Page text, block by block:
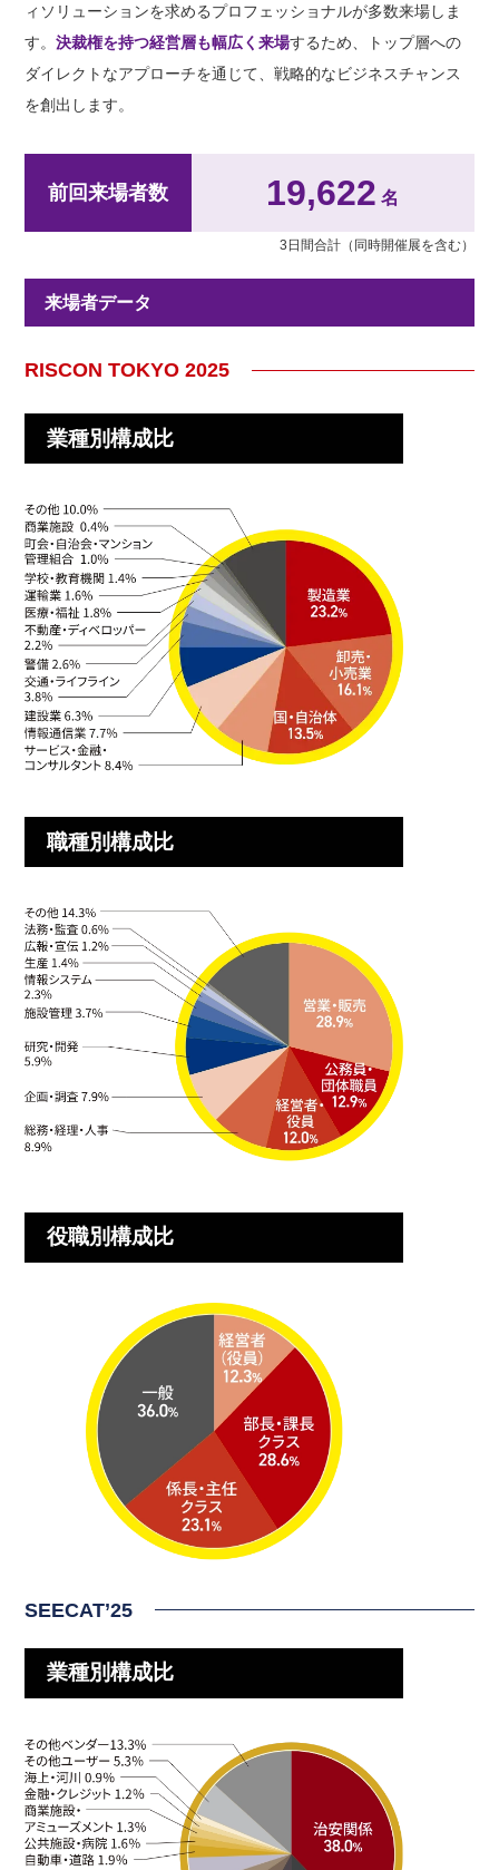
ィソリューションを求めるプロフェッショナルが多数来場しま
す。決裁権を持つ経営層も幅広く来場するため、トップ層への
ダイレクトなアプローチを通じて、戦略的なビジネスチャンス
を創出します。
前回来場者数 19,622 名
3日間合計（同時開催展を含む）
来場者データ
RISCON TOKYO 2025
業種別構成比
職種別構成比
役職別構成比
SEECAT’25
業種別構成比